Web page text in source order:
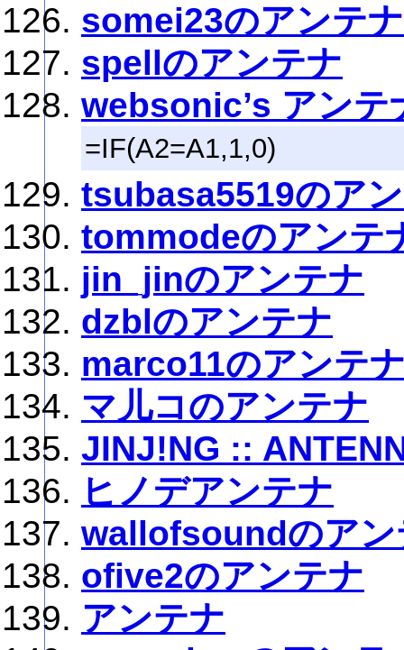
somei23のアンテナ
spellのアンテナ
websonic’s アンテ
=IF(A2=A1,1,0)
tsubasa5519のア
tommodeのアンテ
jin_jinのアンテナ
dzblのアンテナ
marco11のアンテ
マ儿コのアンテナ
JINJ!NG ::
ヒノデアンテナ
wallofsoundのアン
ofive2のアンテナ
アンテナ